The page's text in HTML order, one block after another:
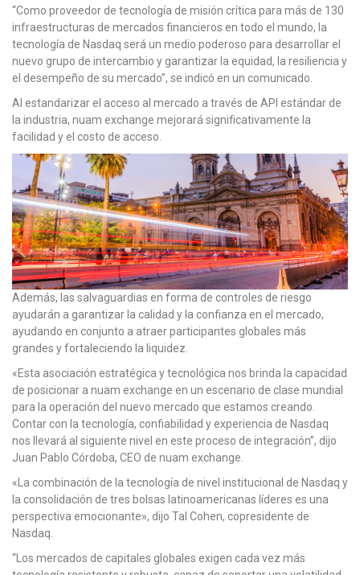
“Como proveedor de tecnología de misión crítica para más de 130
infraestructuras de mercados financieros en todo el mundo, la
tecnología de Nasdaq será un medio poderoso para desarrollar el
nuevo grupo de intercambio y garantizar la equidad, la resiliencia y
el desempeño de su mercado”, se indicó en un comunicado.
Al estandarizar el acceso al mercado a través de API estándar de
la industria, nuam exchange mejorará significativamente la
facilidad y el costo de acceso.
Además, las salvaguardias en forma de controles de riesgo
ayudarán a garantizar la calidad y la confianza en el mercado,
ayudando en conjunto a atraer participantes globales más
grandes y fortaleciendo la liquidez.
«Esta asociación estratégica y tecnológica nos brinda la capacidad
de posicionar a nuam exchange en un escenario de clase mundial
para la operación del nuevo mercado que estamos creando.
Contar con la tecnología, confiabilidad y experiencia de Nasdaq
nos llevará al siguiente nivel en este proceso de integración”, dijo
Juan Pablo Córdoba, CEO de nuam exchange.
«La combinación de la tecnología de nivel institucional de Nasdaq y
la consolidación de tres bolsas latinoamericanas líderes es una
perspectiva emocionante», dijo Tal Cohen, copresidente de
Nasdaq.
“Los mercados de capitales globales exigen cada vez más